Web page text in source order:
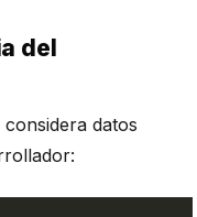
del
datos